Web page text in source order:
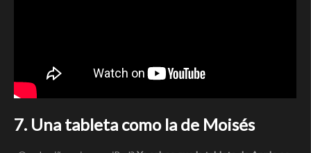
7. Una tableta como la de Moisés